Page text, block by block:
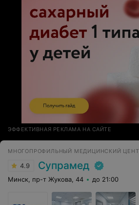
ЭФФЕКТИВНАЯ РЕКЛАМА НА САЙТЕ
МНОГОПРОФИЛЬНЫЙ МЕДИЦИНСКИЙ
4.9 Супрамед
Минск, пр-т Жукова, 44 до 21:00